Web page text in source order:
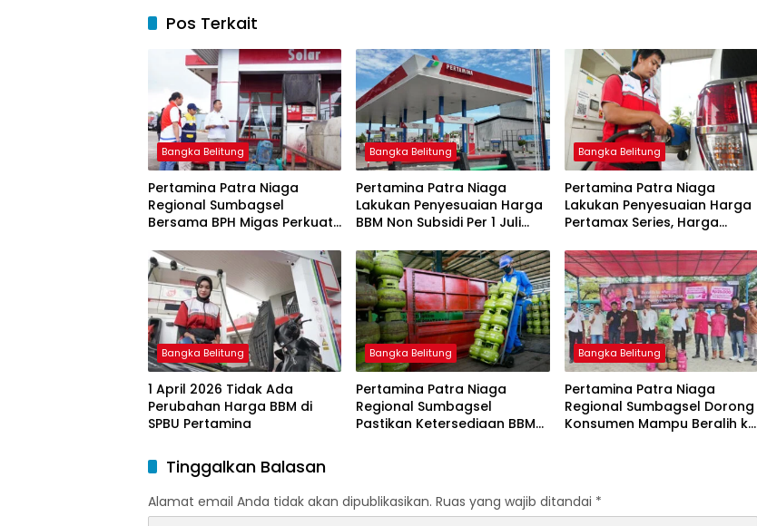
Pos Terkait
Bangka Belitung
Pertamina Patra Niaga
Regional Sumbagsel
Bersama BPH Migas Perkuat
BBM Subsidi bagi Nelayan
melalui Aplikasi XSTAR
Bangka Belitung
Pertamina Patra Niaga
Lakukan Penyesuaian Harga
BBM Non Subsidi Per 1 Juli
Bangka Belitung
Pertamina Patra Niaga
Lakukan Penyesuaian Harga
Pertamax Series, Harga
Tetap
Bangka Belitung
1 April 2026 Tidak Ada
Perubahan Harga BBM di
SPBU Pertamina
Bangka Belitung
Pertamina Patra Niaga
Regional Sumbagsel
Pastikan Ketersediaan BBM
Bangka Belitung
Pertamina Patra Niaga
Regional Sumbagsel Dorong
Konsumen Mampu Beralih ke
Tinggalkan Balasan
Alamat email Anda tidak akan dipublikasikan. Ruas yang wajib ditandai *